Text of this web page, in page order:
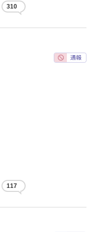
310
117